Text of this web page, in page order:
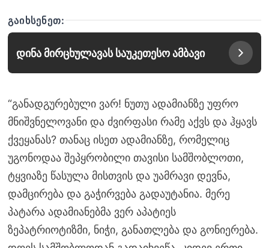
ᲒᲐᲘᲮᲡᲔᲜᲔᲗ:
დინა მირცხულავას საუკეთესო ამბავი
“განადგურებული ვარ! ნუთუ ადამიანზე უფრო
მნიშვნელოვანი და ძვირფასი რამე აქვს და ჰყავს
ქვეყანას? თანაც ისეთ ადამიანზე, რომელიც
უგონოდაა შეპყრობილი თავისი სამშობლოთი,
ტყვიაზე წასულა მისთვის და უამრავი დევნა,
დამცირება და გაჭირვება გადაუტანია. მერე
პატარა ადამიანებმა ვერ აპატიეს
ზეპატრიოტიზმი, ნიჭი, განათლება და გონიერება.